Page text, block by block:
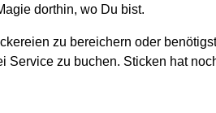
dorthin, wo Du bist.
zu bereichern oder
zu buchen. Sticken hat